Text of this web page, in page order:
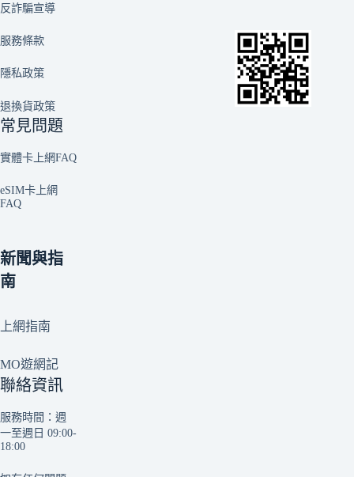
反詐騙宣導
服務條款
隱私政策
退換貨政策
常見問題
實體卡上網FAQ
eSIM卡上網
FAQ
新聞與指
南
上網指南
MO遊網記
聯絡資訊
服務時間：週
一至週日 09:00-
18:00